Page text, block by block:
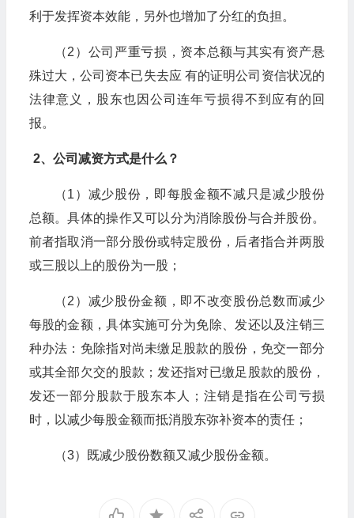
利于发挥资本效能，另外也增加了分红的负担。
（2）公司严重亏损，资本总额与其实有资产悬
殊过大，公司资本已失去应 有的证明公司资信状况的
法律意义，股东也因公司连年亏损得不到应有的回
报。
2、公司减资方式是什么？
（1）减少股份，即每股金额不减只是减少股份
总额。具体的操作又可以分为消除股份与合并股份。
前者指取消一部分股份或特定股份，后者指合并两股
或三股以上的股份为一股；
（2）减少股份金额，即不改变股份总数而减少
每股的金额，具体实施可分为免除、发还以及注销三
种办法：免除指对尚未缴足股款的股份，免交一部分
或其全部欠交的股款；发还指对已缴足股款的股份，
发还一部分股款于股东本人；注销是指在公司亏损
时，以减少每股金额而抵消股东弥补资本的责任；
（3）既减少股份数额又减少股份金额。